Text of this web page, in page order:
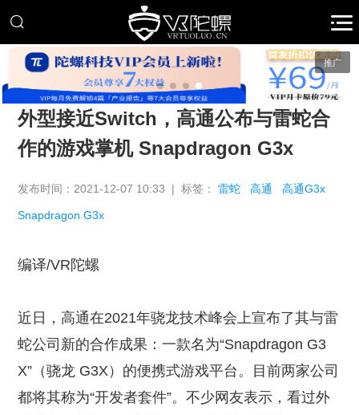
推广
外型接近Switch，高通公布与雷蛇合
作的游戏掌机 Snapdragon G3x
发布时间：2021-12-07 10:33 | 标签：雷蛇 高通 高通G3x
Snapdragon G3x
编译/VR陀螺
近日，高通在2021年骁龙技术峰会上宣布了其与雷
蛇公司新的合作成果：一款名为“Snapdragon G3
X”（骁龙 G3X）的便携式游戏平台。目前两家公司
都将其称为“开发者套件”。不少网友表示，看过外